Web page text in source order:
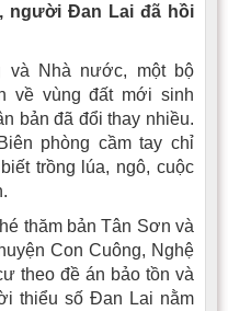
người Đan Lai đã hồi
và Nhà nước, một bộ
về vùng đất mới sinh
bản đã đổi thay nhiều.
phòng cầm tay chỉ
trồng lúa, ngô, cuộc
thăm bản Tân Sơn và
Con Cuông, Nghệ
theo đề án bảo tồn và
thiểu số Ðan Lai nằm